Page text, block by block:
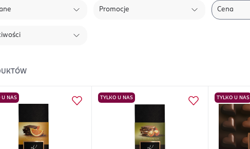
Promocje Cena
U NAS TYLKO U NAS TYLKO U NAS